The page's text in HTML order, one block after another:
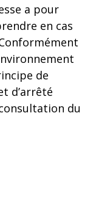
a pour
en cas
de
d’arrêté
du